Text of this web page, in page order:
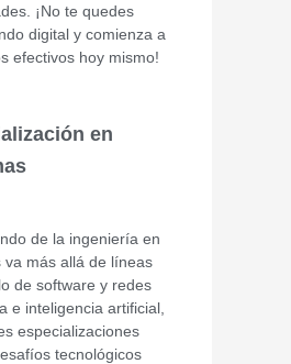
¡No te quedes
digital y comienza a
efectivos hoy mismo!
en
de la ingeniería en
va más allá de líneas
de software y redes
e inteligencia artificial,
especializaciones
tecnológicos